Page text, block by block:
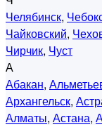
Челябинск,
Чайковский,
Чирчик, Чуст
А
Абакан,
Архангельск,
Алматы, Астана,